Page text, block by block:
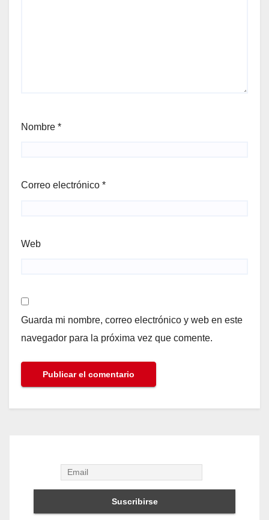
Nombre *
Correo electrónico *
Web
Guarda mi nombre, correo electrónico y web en este
navegador para la próxima vez que comente.